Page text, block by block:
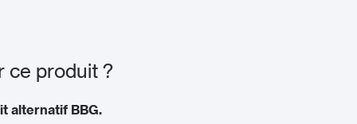
ce produit ?
alternatif BBG.